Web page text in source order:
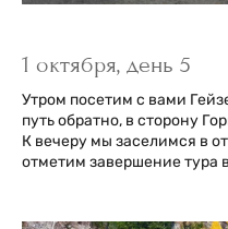
1 октября, день 5
Утром посетим с вами
путь обратно, в сторону
К вечеру мы заселимся в
отметим завершение тура